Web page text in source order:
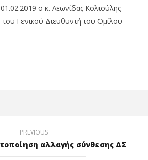
αλλαγής ανώτατων
ο κ. Λεωνίδας Κολιούλης
του Γενικού Διευθυντή του Ομίλου
PREVIOUS
αλλαγής σύνθεσης ΔΣ